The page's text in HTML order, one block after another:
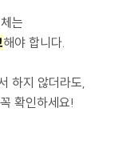
는
해야 합니다.
하지 않더라도,
확인하세요!